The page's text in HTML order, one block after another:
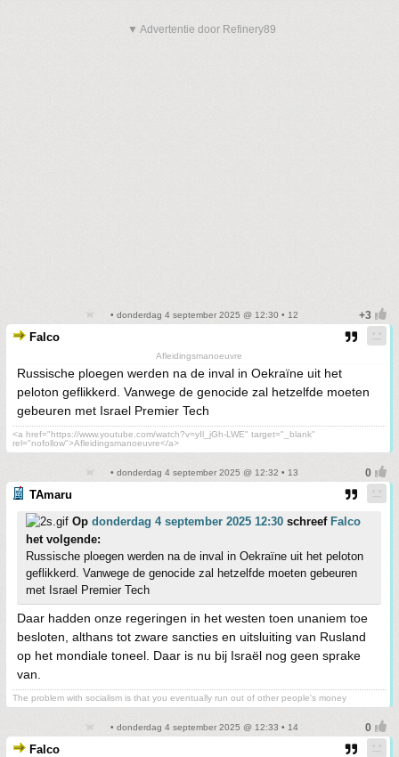
▼ Advertentie door Refinery89
• donderdag 4 september 2025 @ 12:30 • 12
Falco
Afleidingsmanoeuvre
Russische ploegen werden na de inval in Oekraïne uit het
peloton geflikkerd. Vanwege de genocide zal hetzelfde moeten
gebeuren met Israel Premier Tech
<a href="https://www.youtube.com/watch?v=yIl_jGh-LWE" target="_blank"
rel="nofollow">Afleidingsmanoeuvre</a>
• donderdag 4 september 2025 @ 12:32 • 13
TAmaru
Op donderdag 4 september 2025 12:30 schreef Falco
het volgende:
Russische ploegen werden na de inval in Oekraïne uit het peloton
geflikkerd. Vanwege de genocide zal hetzelfde moeten gebeuren
met Israel Premier Tech
Daar hadden onze regeringen in het westen toen unaniem toe
besloten, althans tot zware sancties en uitsluiting van Rusland
op het mondiale toneel. Daar is nu bij Israël nog geen sprake
van.
The problem with socialism is that you eventually run out of other people's money
• donderdag 4 september 2025 @ 12:33 • 14
Falco